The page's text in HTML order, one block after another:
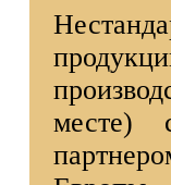
месте)